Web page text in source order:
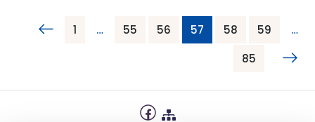
1 … 55 56 57 58 59
…
85